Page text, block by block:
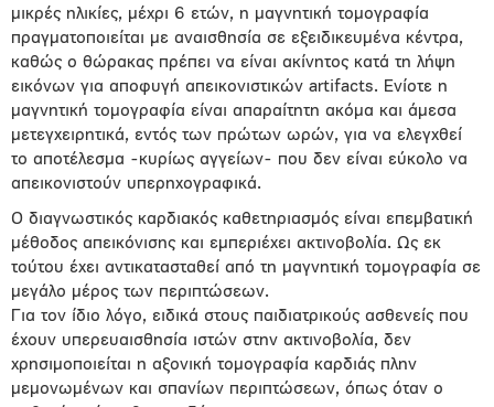
μικρές ηλικίες, μέχρι 6 ετών, η μαγνητική τομογραφία
πραγματοποιείται με αναισθησία σε εξειδικευμένα κέντρα,
καθώς ο θώρακας πρέπει να είναι ακίνητος κατά τη λήψη
εικόνων για αποφυγή απεικονιστικών artifacts. Ενίοτε η
μαγνητική τομογραφία είναι απαραίτητη ακόμα και άμεσα
μετεγχειρητικά, εντός των πρώτων ωρών, για να ελεγχθεί
το αποτέλεσμα -κυρίως αγγείων- που δεν είναι εύκολο να
απεικονιστούν υπερηχογραφικά.
Ο διαγνωστικός καρδιακός καθετηριασμός είναι επεμβατική
μέθοδος απεικόνισης και εμπεριέχει ακτινοβολία. Ως εκ
τούτου έχει αντικατασταθεί από τη μαγνητική τομογραφία σε
μεγάλο μέρος των περιπτώσεων.
Για τον ίδιο λόγο, ειδικά στους παιδιατρικούς ασθενείς που
έχουν υπερευαισθησία ιστών στην ακτινοβολία, δεν
χρησιμοποιείται η αξονική τομογραφία καρδιάς πλην
μεμονωμένων και σπανίων περιπτώσεων, όπως όταν ο